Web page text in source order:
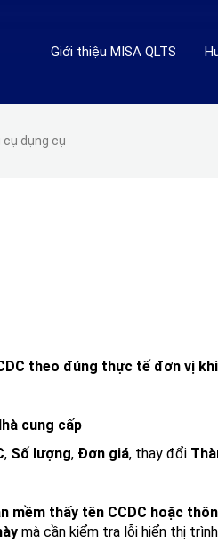
Giới thiệu MISA QLTS
cụ dụng cụ
theo đúng thực tế đơn vị
cung cấp
, Số lượng, Đơn giá, thay đổi
mềm thấy tên CCDC hoặc
mà cần kiểm tra lỗi hiển thị